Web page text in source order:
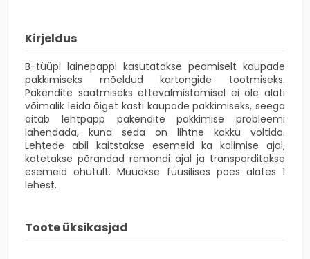
Kirjeldus
B-tüüpi lainepappi kasutatakse peamiselt kaupade
pakkimiseks mõeldud kartongide tootmiseks.
Pakendite saatmiseks ettevalmistamisel ei ole alati
võimalik leida õiget kasti kaupade pakkimiseks, seega
aitab lehtpapp pakendite pakkimise probleemi
lahendada, kuna seda on lihtne kokku voltida.
Lehtede abil kaitstakse esemeid ka kolimise ajal,
katetakse põrandad remondi ajal ja transporditakse
esemeid ohutult. Müüakse füüsilises poes alates 1
lehest.
Toote üksikasjad